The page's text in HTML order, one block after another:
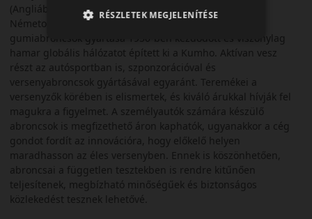
(Angliában) van a gyártónak kutató központja, illetve
Németországban végeznek termék fejlesztést. A
gumiabroncsok gyártása 1950-ben kezdődött és viszonylag
hamar globális hálózatot épített ki a Kumho. Aktívan vesz
részt az autósportban is, szponzorációval és
versenyabroncsok gyártásával egyaránt. Teremékei a
versenyzők körében is elismertek, és kiváló árukkal hívják fel
magukra a figyelmet. A személyautók számára készülő
abroncsok is megfizethető áron kaphatók, ugyanakkor a cég
gondot fordít az innovációra, hogy előkelő helyen
maradhasson az éles versenyben. Ennek is köszönhetően,
abroncsai a független tesztekben is rendre kitűnően
teljesítenek, megbízható minőségűek és biztonságos
közlekedést tesznek lehetővé.
RÉSZLETEK MEGJELENÍTÉSE